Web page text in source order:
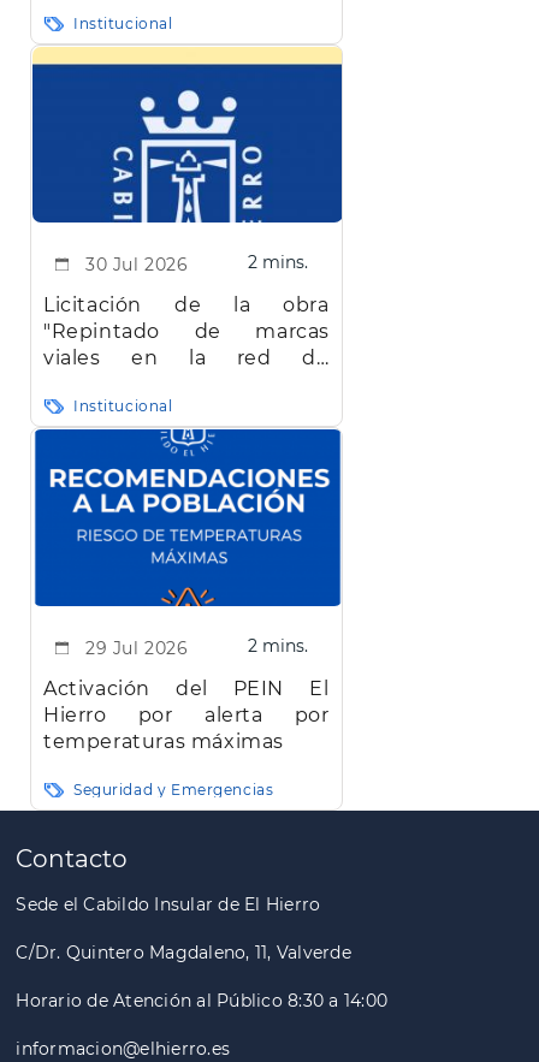
Institucional
30 Jul 2026 2 mins.
Licitación de la obra
"Repintado de marcas
viales en la red de
Hierro"
Institucional
29 Jul 2026 2 mins.
Activación del PEIN El
Hierro por alerta por
temperaturas máximas
Seguridad y Emergencias
Paginación
Contacto
Sede el Cabildo Insular de El Hierro
C/Dr. Quintero Magdaleno, 11, Valverde
Horario de Atención al Público 8:30 a 14:00
informacion@elhierro.es